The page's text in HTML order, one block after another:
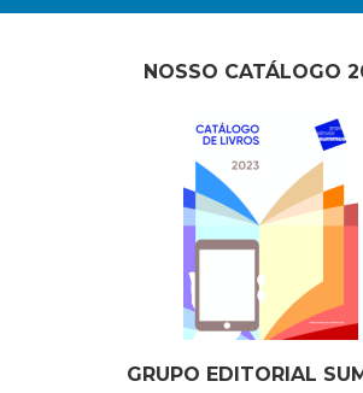
NOSSO CATÁLOGO
GRUPO EDITORIAL